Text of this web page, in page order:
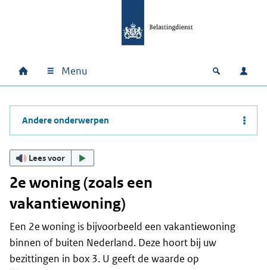
Hoofdnavigatie
Home Menu Open
Andere onderwerpen
Lees voor
2e woning (zoals een
vakantiewoning)
Een 2e woning is bijvoorbeeld een vakantiewoning
binnen of buiten Nederland. Deze hoort bij uw
bezittingen in box 3. U geeft de waarde op